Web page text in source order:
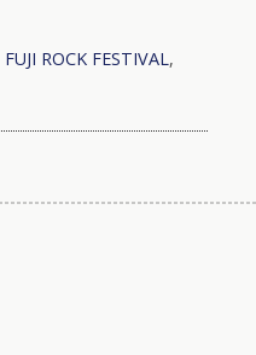
FUJI ROCK FESTIVAL,